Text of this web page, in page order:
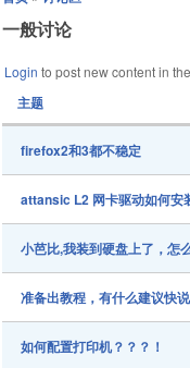
一般讨论
Login to post new content in
主题
firefox2和3都不稳定
attansic L2 网卡驱动如何安
小芭比,我装到硬盘上了，怎
准备出教程，有什么建议快
如何配置打印机？？？！